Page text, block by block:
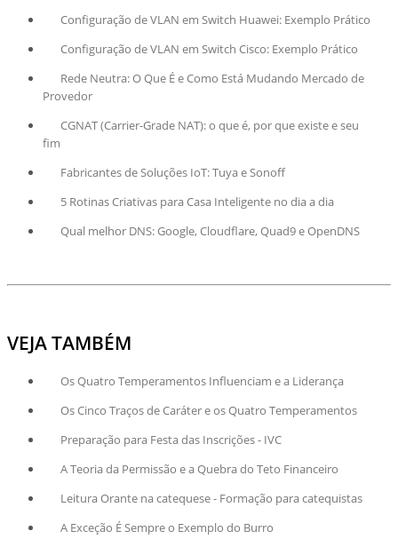
Configuração de VLAN em Switch Huawei: Exemplo Prático
Configuração de VLAN em Switch Cisco: Exemplo Prático
Rede Neutra: O Que É e Como Está Mudando Mercado de
Provedor
CGNAT (Carrier-Grade NAT): o que é, por que existe e seu
fim
Fabricantes de Soluções IoT: Tuya e Sonoff
5 Rotinas Criativas para Casa Inteligente no dia a dia
Qual melhor DNS: Google, Cloudflare, Quad9 e OpenDNS
VEJA TAMBÉM
Os Quatro Temperamentos Influenciam e a Liderança
Os Cinco Traços de Caráter e os Quatro Temperamentos
Preparação para Festa das Inscrições - IVC
A Teoria da Permissão e a Quebra do Teto Financeiro
Leitura Orante na catequese - Formação para catequistas
A Exceção É Sempre o Exemplo do Burro